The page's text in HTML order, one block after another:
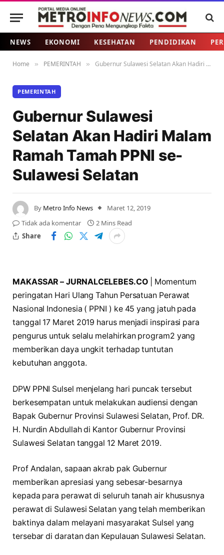
NEWS EKONOMI KESEHATAN PENDIDIKAN
Home » PEMERINTAH » Gubernur Sulawesi Selatan Akan Hadiri Malam Ramah Tamah PPNI se-Sulawesi Selatan
PEMERINTAH
Gubernur Sulawesi
Selatan Akan Hadiri Malam
Ramah Tamah PPNI se-
Sulawesi Selatan
By Metro Info News
Maret 12, 2019
Tidak ada komentar
2 Mins Read
Share
MAKASSAR – JURNALCELEBES.CO| Momentum
peringatan Hari Ulang Tahun Persatuan Perawat
Nasional Indonesia ( PPNI ) ke 45 yang jatuh pada
tanggal 17 Maret 2019 harus menjadi inspirasi para
pengurus untuk selalu melahirkan program2 yang
memberikan daya ungkit terhadap tuntutan
kebutuhan anggota.
DPW PPNI Sulsel menjelang hari puncak tersebut
berkesempatan untuk melakukan audiensi dengan
Bapak Gubernur Provinsi Sulawesi Selatan, Prof. DR.
H. Nurdin Abdullah di Kantor Gubernur Provinsi
Sulawesi Selatan tanggal 12 Maret 2019.
Prof Andalan, sapaan akrab pak Gubernur
memberikan apresiasi yang sebesar-besarnya
kepada para perawat di seluruh tanah air khususnya
perawat di Sulawesi Selatan yang telah memberikan
baktinya dalam melayani masyarakat Sulsel yang
tersebar di daratan dan Kepulauan Sulawesi Selatan.